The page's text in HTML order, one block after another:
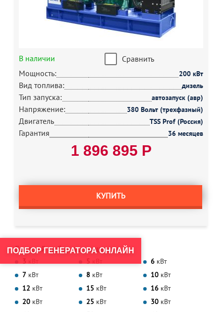
В наличии
Сравнить
Мощность:
200 кВт
Вид топлива: дизель
Тип запуска: автозапуск (авр)
Напряжение: 380 Вольт (трехфазный)
Двигатель TSS Prof (Россия)
Гарантия 36 месяцев
1 896 895 Р
КУПИТЬ
Быстрый выбор по мощности
3 5 6 кВт
7 кВт 8 кВт 10 кВт
12 кВт 15 кВт 16 кВт
20 кВт 25 кВт 30 кВт
ПОДБОР ГЕНЕРАТОРА ОНЛАЙН